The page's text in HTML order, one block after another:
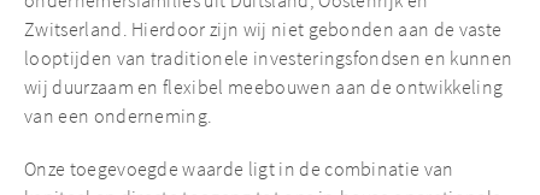
NIEUWS & INZICHTEN
Zwitserland. Hierdoor zijn wij niet gebonden aan de vaste
looptijden van traditionele investeringsfondsen en kunnen
wij duurzaam en flexibel meebouwen aan de ontwikkeling
van een onderneming.
Onze toegevoegde waarde ligt in de combinatie van